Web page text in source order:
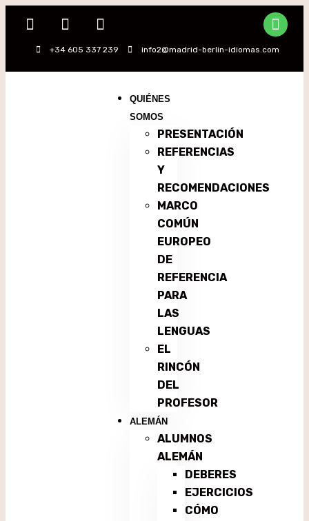
+34 605 337 239 info2@madrid-berlin-idiomas.com
QUIÉNES
SOMOS
PRESENTACIÓN
REFERENCIAS
Y
RECOMENDACIONES
MARCO
COMÚN
EUROPEO
DE
REFERENCIA
PARA
LAS
LENGUAS
EL
RINCÓN
DEL
PROFESOR
ALEMÁN
ALUMNOS
ALEMÁN
DEBERES
EJERCICIOS
CÓMO